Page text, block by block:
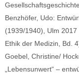
Benzhöfer, Udo:
(1939/1940), Ulm
Ethik der Medizin, Bd.
Goebel, Christine/
„Lebensunwert“ –